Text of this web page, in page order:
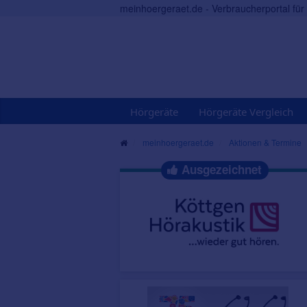
meinhoergeraet.de - Verbraucherportal
Hörgeräte Hörgeräte Vergleich
meinhoergeraet.de Aktionen & Termine
Ausgezeichnet